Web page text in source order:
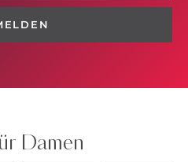
Damen